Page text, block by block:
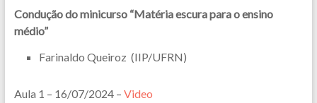
Condução do minicurso “Matéria escura para o ensino
médio”
Farinaldo Queiroz (IIP/UFRN)
Aula 1 – 16/07/2024 – Video